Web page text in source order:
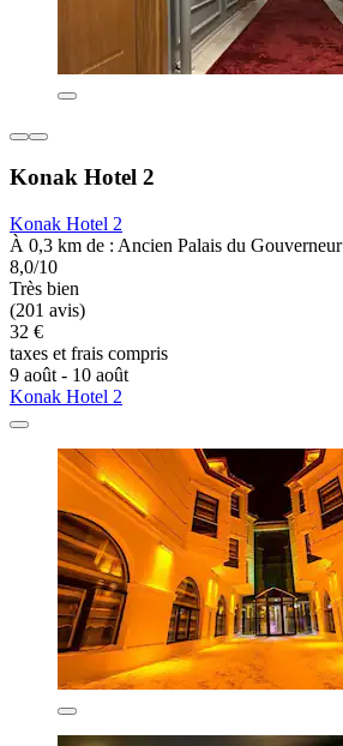
Konak Hotel 2
Konak Hotel 2
À 0,3 km de : Ancien Palais du Gouverneur
8,0/10
Très bien
(201 avis)
32 €
taxes et frais compris
9 août - 10 août
Konak Hotel 2